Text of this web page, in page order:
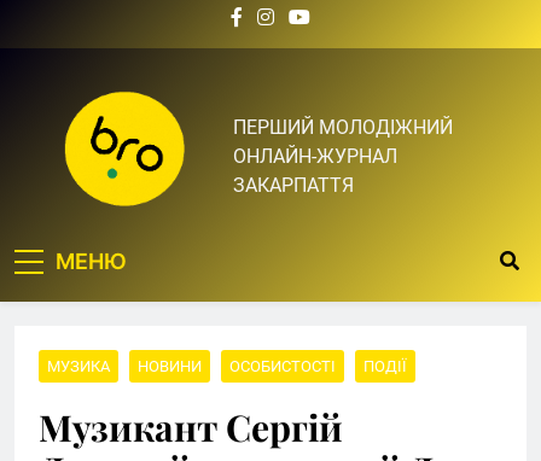
Bro.org.ua | BRO – ЦЕ
ТВІЙ БРО
ПЕРШИЙ МОЛОДІЖНИЙ
ОНЛАЙН-ЖУРНАЛ
ЗАКАРПАТТЯ
МЕНЮ
МУЗИКА НОВИНИ ОСОБИСТОСТІ ПОДІЇ
Музикант Сергій